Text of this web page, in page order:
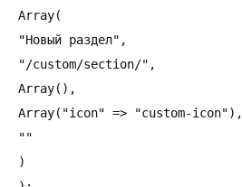
Array(
"Новый раздел",
"/custom/section/",
Array(),
Array("icon" => "custom-icon"),
""
)